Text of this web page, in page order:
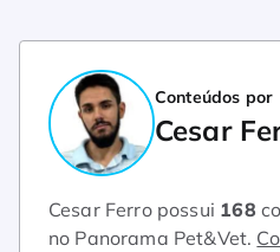
Conteúdos por
Cesar
Cesar Ferro possui 168
no Panorama Pet&Vet.